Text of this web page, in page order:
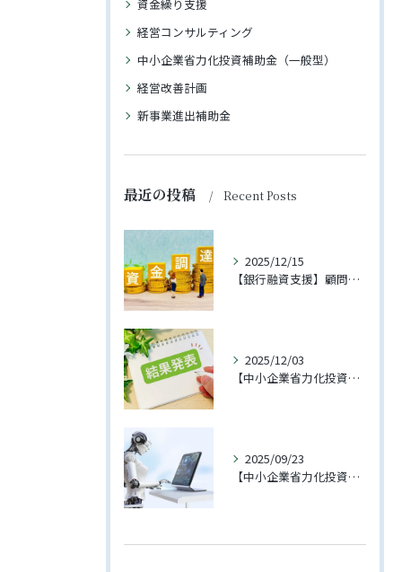
資金繰り支援
経営コンサルティング
中小企業省力化投資補助金（一般型）
経営改善計画
新事業進出補助金
最近の投稿 Recent Posts
2025/12/15
【銀行融資支援】顧問先への融資が実行されました
2025/12/03
【中小企業省力化投資補助金（一般型）】第3回に支援先企業様が採択されました！
2025/09/23
【中小企業省力化投資補助金（一般型）】4回の公募が開始されました【2025年11月下旬締切予定】